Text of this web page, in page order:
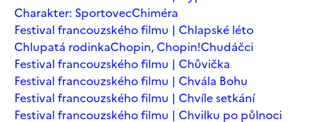
Charakter: SportovecChiméra
Festival francouzského filmu | Chlapské léto
Chlupatá rodinkaChopin, Chopin!Chudáčci
Festival francouzského filmu | Chůvička
Festival francouzského filmu | Chvála Bohu
Festival francouzského filmu | Chvíle setkání
Festival francouzského filmu | Chvilku po půlnoci